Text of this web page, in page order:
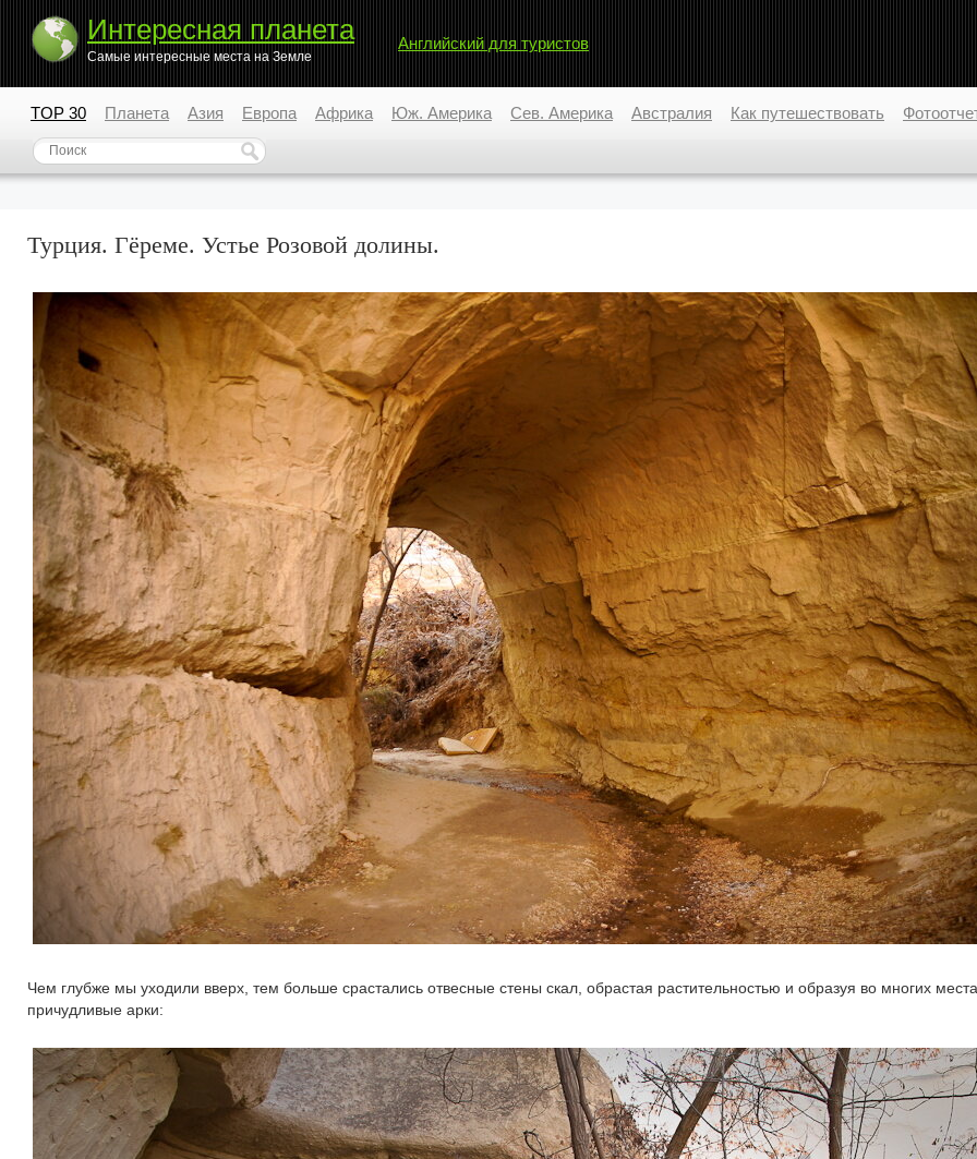
Интересная планета
Самые интересные места на Земле
Английский для туристов
TOP 30 Планета Азия Европа Африка Юж. Америка Сев. Америка Австралия Как путешествовать
Турция. Гёреме. Устье Розовой долины.
Чем глубже мы уходили вверх, тем больше срастались отвесные стены скал, обрастая растительностью и образуя во многих
причудливые арки: